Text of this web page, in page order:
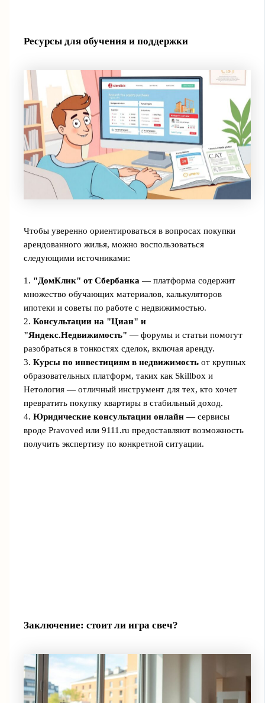
Ресурсы для обучения и поддержки
Чтобы уверенно ориентироваться в вопросах покупки
арендованного жилья, можно воспользоваться
следующими источниками:
1. "ДомКлик" от Сбербанка — платформа содержит
множество обучающих материалов, калькуляторов
ипотеки и советы по работе с недвижимостью.
2. Консультации на "Циан" и
"Яндекс.Недвижимость" — форумы и статьи помогут
разобраться в тонкостях сделок, включая аренду.
3. Курсы по инвестициям в недвижимостьот крупных
образовательных платформ, таких как Skillbox и
Нетология — отличный инструмент для тех, кто хочет
превратить покупку квартиры в стабильный доход.
4. Юридические консультации онлайн— сервисы
вроде Pravoved или 9111.ru предоставляют возможность
получить экспертизу по конкретной ситуации.
Заключение: стоит ли игра свеч?